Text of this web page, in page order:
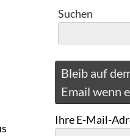
Suchen
Bleib auf
Email wenn
Ihre E-Mail-